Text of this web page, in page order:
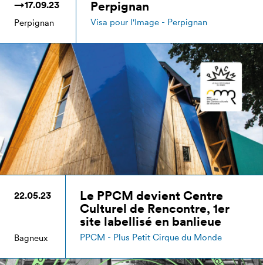
→17.09.23
Perpignan
Perpignan
Visa pour l'Image - Perpignan
22.05.23
Bagneux
Le PPCM devient Centre
Culturel de Rencontre, 1er
site labellisé en banlieue
PPCM - Plus Petit Cirque du Monde